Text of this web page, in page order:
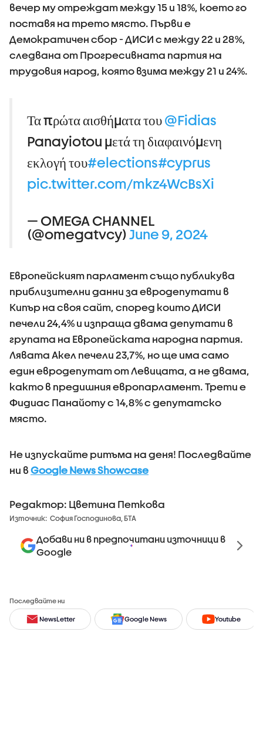
вечер му отреждат между 15 и 18%, което го
поставя на трето място. Първи е
Демократичен сбор - ДИСИ с между 22 и 28%,
следвана от Прогресивната партия на
трудовия народ, която взима между 21 и 24%.
Τα πρώτα αισθήματα του@Fidias
Panayiotou μετά τη διαφαινόμενη
εκλογή του#elections#cyprus
pic.twitter.com/mkz4WcBsXi
— OMEGA CHANNEL
(@omegatvcy)June 9, 2024
Европейският парламент също публикува
приблизителни данни за евродепутати в
Кипър на своя сайт, според които ДИСИ
печели 24,4% и изпраща двама депутати в
групата на Европейската народна партия.
Лявата Акел печели 23,7%, но ще има само
един евродепутат от Левицата, а не двама,
както в предишния европарламент. Трети е
Фидиас Панайоту с 14,8% с депутатско
място.
Не изпускайте ритъма на деня! Последвайте
ни в Google News Showcase
Редактор: Цветина Петкова
Източник: София Господинова, БТА
Добави ни в предпочитани източници в
Google
Последвайте ни
NewsLetter Google News Youtube